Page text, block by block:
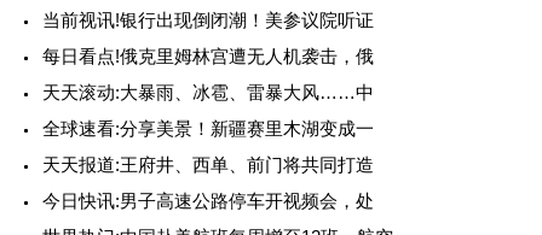
当前视讯!银行出现倒闭潮！美参议院听证
每日看点!俄克里姆林宫遭无人机袭击，俄
天天滚动:大暴雨、冰雹、雷暴大风……中
全球速看:分享美景！新疆赛里木湖变成一
天天报道:王府井、西单、前门将共同打造
今日快讯:男子高速公路停车开视频会，处